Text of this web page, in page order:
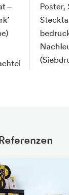
–
Poster,